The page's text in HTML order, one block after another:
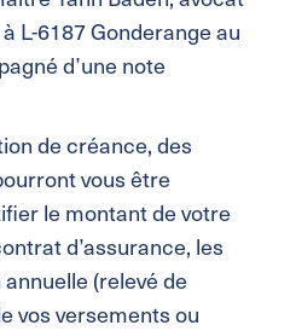
L-6187 Gonderange au
d’une note
de créance, des
vous être
le montant de votre
d’assurance, les
(relevé de
vos versements ou